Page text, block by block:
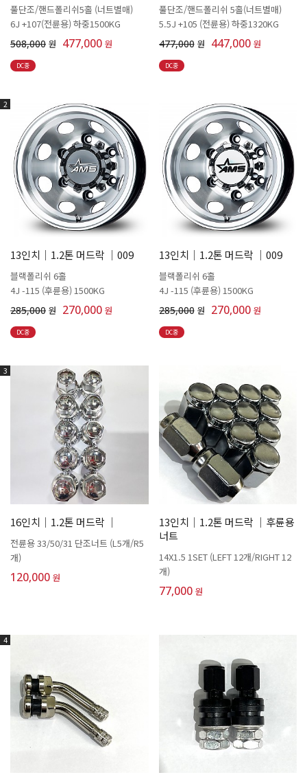
풀단조/핸드폴리쉬5홀 (너트별매)
6J +107(전륜용) 하중1500KG
508,000 원 477,000 원
DC중
풀단조/핸드폴리쉬 5홀(너트별매)
5.5J +105 (전륜용) 하중1320KG
477,000 원 447,000 원
DC중
2
13인치│1.2톤 머드락 │009
블랙폴리쉬 6홀
4J -115 (후륜용) 1500KG
285,000 원 270,000 원
DC중
13인치│1.2톤 머드락 │009
블랙폴리쉬 6홀
4J -115 (후륜용) 1500KG
285,000 원 270,000 원
DC중
3
16인치│1.2톤 머드락 │
전륜용 33/50/31 단조너트 (L5개/R5
개)
120,000 원
13인치│1.2톤 머드락 │후륜용
너트
14X1.5 1SET (LEFT 12개/RIGHT 12
개)
77,000 원
4